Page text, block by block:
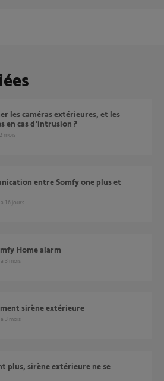
en cas d'intrusion ?
2 mois
a 16 jours
Home alarm
a 3 mois
sirène extérieure
a 3 mois